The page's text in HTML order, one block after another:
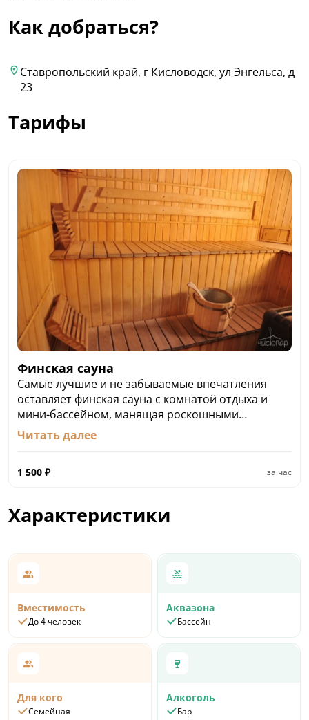
Как добраться?
Ставропольский край, г Кисловодск, ул Энгельса, д
23
Тарифы
Финская сауна
Самые лучшие и не забываемые впечатления
оставляет финская сауна с комнатой отдыха и
мини-бассейном, манящая роскошными
ароматами специальных масел…
Сауна до 4-х чел., (1 час) – 1500 руб.
Минимальный заказ сауны: 2 часа
Читать далее
1 500 ₽ за час
Характеристики
Вместимость
До 4 человек
Аквазона
Бассейн
Для кого
Семейная
Алкоголь
Бар